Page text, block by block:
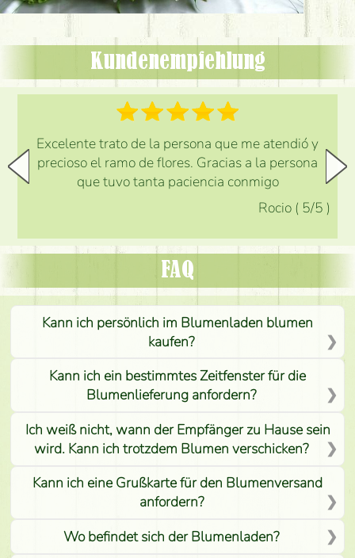
Kundenempfehlung
Excelente trato de la persona que me atendió y
precioso el ramo de flores. Gracias a la persona
que tuvo tanta paciencia conmigo
Rocio ( 5/5 )
FAQ
Kann ich persönlich im Blumenladen blumen
kaufen?
Kann ich ein bestimmtes Zeitfenster für die
Blumenlieferung anfordern?
Ich weiß nicht, wann der Empfänger zu Hause sein
wird. Kann ich trotzdem Blumen verschicken?
Kann ich eine Grußkarte für den Blumenversand
anfordern?
Wo befindet sich der Blumenladen?